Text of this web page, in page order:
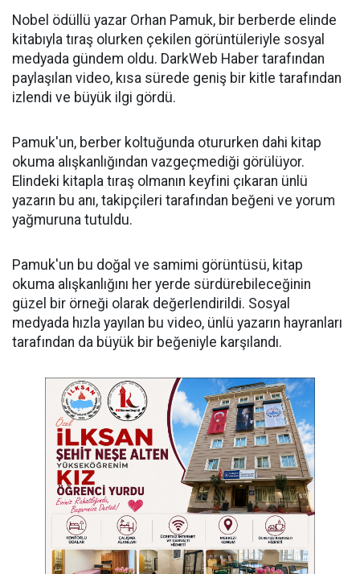
Nobel ödüllü yazar Orhan Pamuk, bir berberde elinde
kitabıyla tıraş olurken çekilen görüntüleriyle sosyal
medyada gündem oldu. DarkWeb Haber tarafından
paylaşılan video, kısa sürede geniş bir kitle tarafından
izlendi ve büyük ilgi gördü.
Pamuk'un, berber koltuğunda otururken dahi kitap
okuma alışkanlığından vazgeçmediği görülüyor.
Elindeki kitapla tıraş olmanın keyfini çıkaran ünlü
yazarın bu anı, takipçileri tarafından beğeni ve yorum
yağmuruna tutuldu.
Pamuk'un bu doğal ve samimi görüntüsü, kitap
okuma alışkanlığını her yerde sürdürebileceğinin
güzel bir örneği olarak değerlendirildi. Sosyal
medyada hızla yayılan bu video, ünlü yazarın hayranları
tarafından da büyük bir beğeniyle karşılandı.